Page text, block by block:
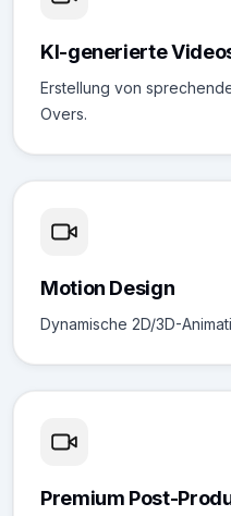
KI-generierte
Erstellung von
Overs.
Motion Design
Dynamische 2D/3D-
Premium Post-